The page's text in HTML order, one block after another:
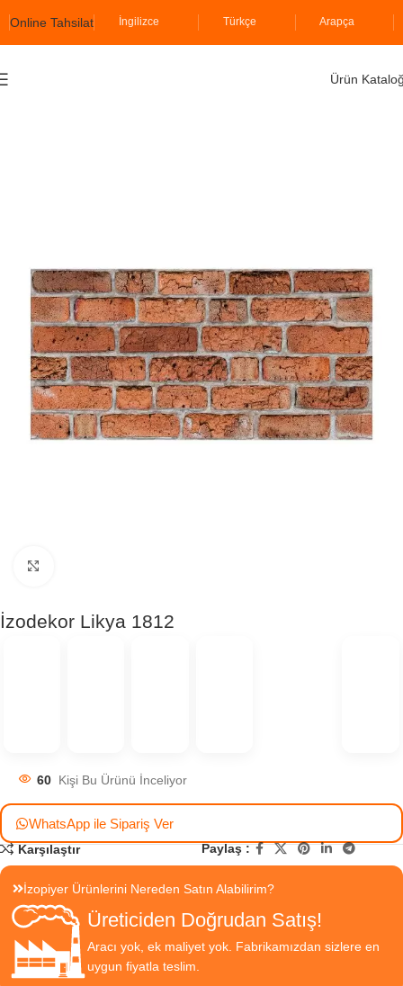
Online Tahsilat İngilizce Türkçe Arapça
Ürün
İzodekor Likya 1812
60 Kişi Bu Ürünü İnceliyor
WhatsApp ile Sipariş Ver
Karşılaştır Paylaş :
İzopiyer Ürünlerini Nereden Satın Alabilirim?
Üreticiden Doğrudan Satış!
Aracı yok, ek maliyet yok. Fabrikamızdan sizlere en
uygun fiyatla teslim.